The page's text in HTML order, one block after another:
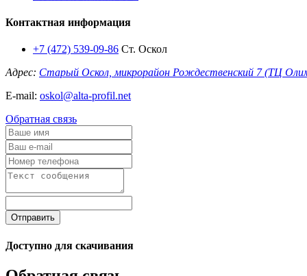
Контактная информация
+7 (472) 539-09-86 Ст. Оскол
Адрес: Старый Оскол, микрорайон Рождественский 7 (ТЦ
E-mail: oskol@alta-profil.net
Обратная связь
Отправить
Доступно для скачивания